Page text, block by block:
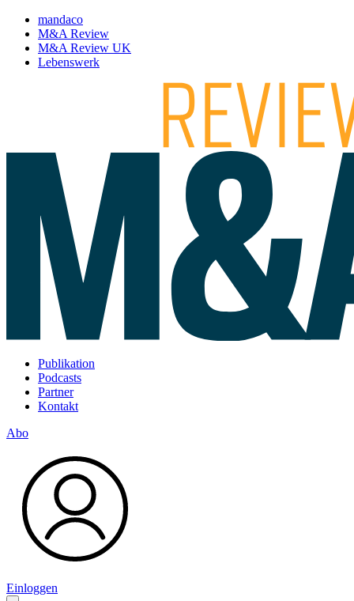
mandaco
M&A Review
M&A Review UK
Lebenswerk
Publikation
Podcasts
Partner
Kontakt
Abo
Einloggen